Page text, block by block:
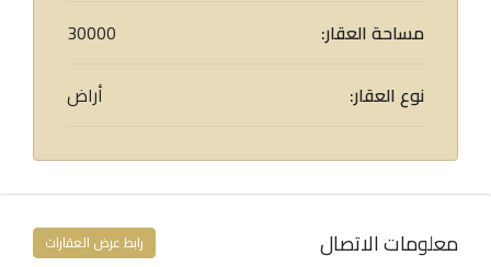
مساحة العقار:
30000
نوع العقار:
أراض
معلومات الاتصال رابط عرض العقارات